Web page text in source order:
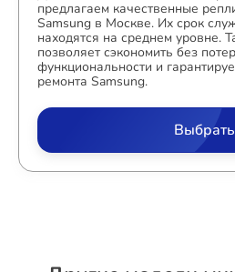
предлагаем качественные
Samsung в Москве. Их срок
находятся на среднем уровне.
позволяет сэкономить без
функциональности и
ремонта Samsung.
Выбрать